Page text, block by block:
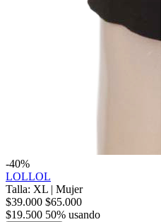
-40%
LOLLOL
Talla: XL | Mujer
$39.000 $65.000
$19.500 50% usando